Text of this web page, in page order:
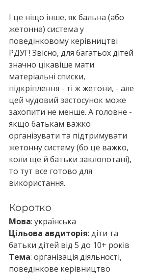
І це ніщо інше, як бальна (або
жетонна) система у
поведінковому керівництві
РДУГ! Звісно, для багатьох дітей
значно цікавіше мати
матеріальні списки,
підкріплення - ті ж жетони, - але
цей чудовий застосунок може
захопити не менше. А головне -
якщо батькам важко
організувати та підтримувати
жетонну систему (бо це важко,
коли ще й батьки заклопотані),
то тут все готово для
використання.
Коротко
Мова: українська
Цільова авдиторія: діти та
батьки дітей від 5 до 10+ років
Тема: організація діяльності,
поведінкове керівництво